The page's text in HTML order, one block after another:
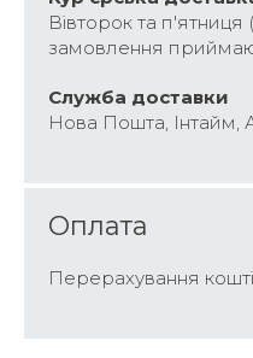
Вівторок та п'ятниця
замовлення
Cлужба доставки
Нова Пошта, Інтайм,
Оплата
Перерахування